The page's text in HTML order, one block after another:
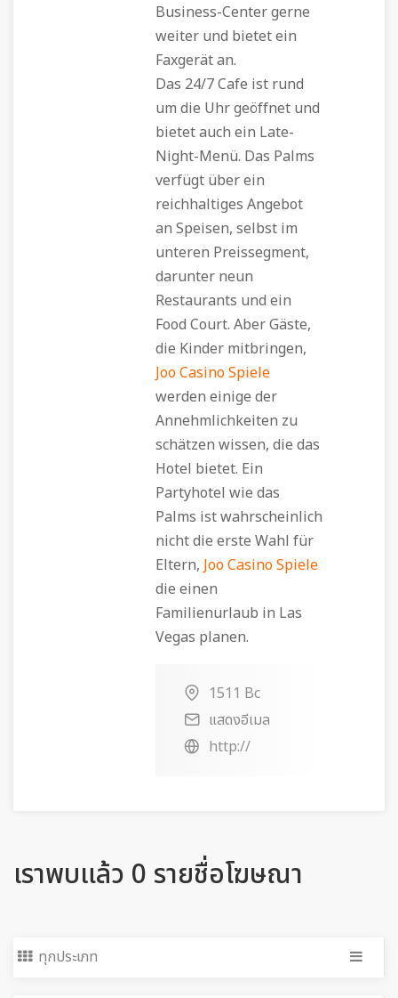
Business-Center gerne
weiter und bietet ein
Faxgerät an.
Das 24/7 Cafe ist rund
um die Uhr geöffnet und
bietet auch ein Late-
Night-Menü. Das Palms
verfügt über ein
reichhaltiges Angebot
an Speisen, selbst im
unteren Preissegment,
darunter neun
Restaurants und ein
Food Court. Aber Gäste,
die Kinder mitbringen,
Joo Casino Spiele
werden einige der
Annehmlichkeiten zu
schätzen wissen, die das
Hotel bietet. Ein
Partyhotel wie das
Palms ist wahrscheinlich
nicht die erste Wahl für
Eltern, Joo Casino Spiele
die einen
Familienurlaub in Las
Vegas planen.
1511 Bc
แสดงอีเมล
http://
เราพบแล้ว 0 รายชื่อโฆษณา
ทุกประเภท